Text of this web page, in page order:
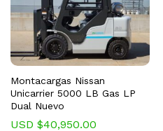
Montacargas Nissan
Unicarrier 5000 LB Gas LP
Dual Nuevo
USD $40,950.00